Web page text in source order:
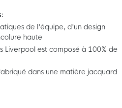
de l'équipe, d'un design
haute
Liverpool est composé à 100% de
dans une matière jacquard